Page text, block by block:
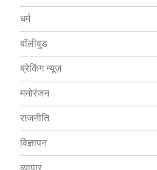
धर्म
बॉलीवुड
ब्रेकिंग न्यूज़
मनोरंजन
राजनीति
विज्ञापन
व्यापार